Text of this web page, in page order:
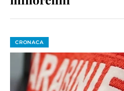
CRONACA